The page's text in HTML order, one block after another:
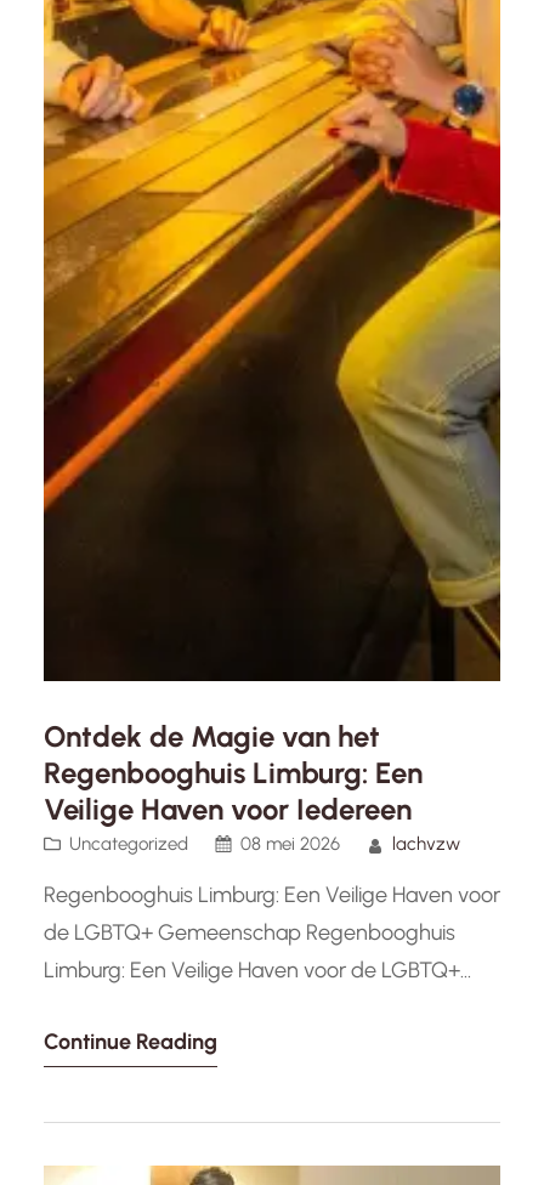
Ontdek de Magie van het
Regenbooghuis Limburg: Een
Veilige Haven voor Iedereen
Uncategorized 08 mei 2026 lachvzw
Regenbooghuis Limburg: Een Veilige Haven voor
de LGBTQ+ Gemeenschap Regenbooghuis
Limburg: Een Veilige Haven voor de LGBTQ+
een bruisend centrum dat fungeert als een
de regio. Gelegen in het hart van Limburg, biedt
Continue Reading